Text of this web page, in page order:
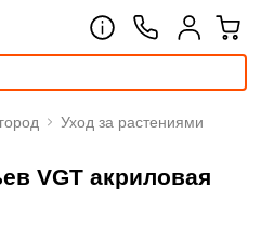
Уход за растениями
VGT акриловая